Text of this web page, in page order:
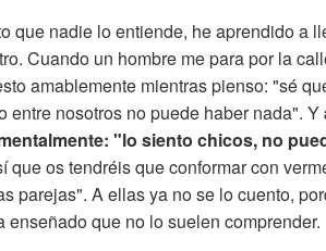
que nadie lo entiende, he aprendido a
Cuando un hombre me para por la
amablemente mientras pienso: "sé
entre nosotros no puede haber nada". Y
"lo siento chicos, no
que os tendréis que conformar con
parejas". A ellas ya no se lo cuento,
enseñado que no lo suelen comprender.